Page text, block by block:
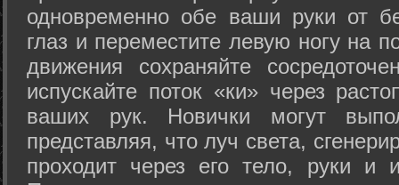
одновременно обе ваши руки от
глаз и переместите левую ногу на
движения сохраняйте
испускайте поток «ки» через
ваших рук. Новички могут
представляя, что луч света,
проходит через его тело, руки и